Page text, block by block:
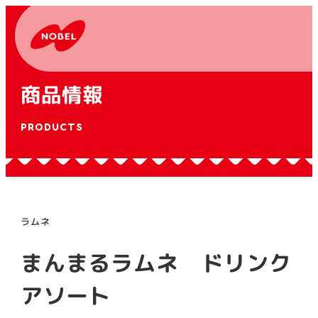
商品情報
PRODUCTS
ラムネ
まんまるラムネ ドリンク
アソート